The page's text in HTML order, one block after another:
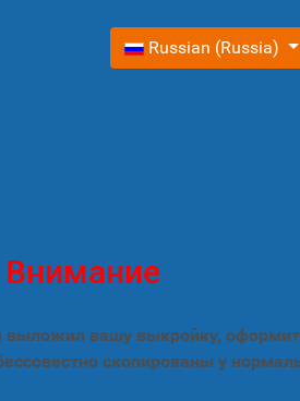
Выберите язык
Russian (Russia)
Внимание
вашу выкройку,
скопированы у